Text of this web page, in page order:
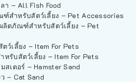
า – All Fish Food
สำหรับสัตว์เลี้ยง – Pet Accessories
ลิตภัณฑ์สำหรับสัตว์เลี้ยง – Pet
ว์เลี้ยง – Item For Pets
หรับสัตว์เลี้ยง – Item For Pets
สเตอร์ – Hamster Sand
– Cat Sand